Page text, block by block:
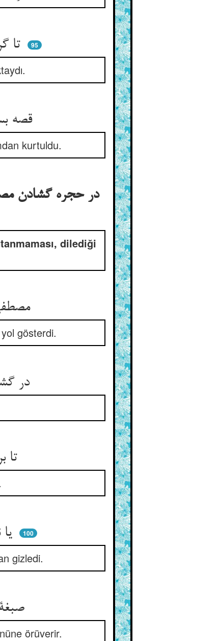
95
قصه بسیارست کوته می‌کنم ** باز شد آن در رهید از درد و غم
kurtuldu.
در حجره گشادن
dilediği
مصطفی صبح آمد و در را گشاد ** صبح آن گمراه را او راه داد
gösterdi.
در گشاد و گشت پنهان مصطفی ** تا نگردد شرمسار آن مبتلا
100
gizledi.
صبغة الله گاه پوشیده کند ** پرده‌ی بی‌چون بر آن ناظر تند
örüverir.